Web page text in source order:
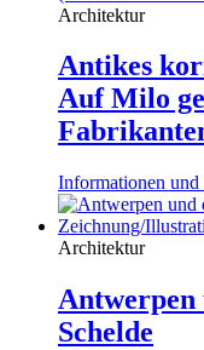
Architektur
Antikes
Auf Milo
Informationen und
Architektur
Schelde